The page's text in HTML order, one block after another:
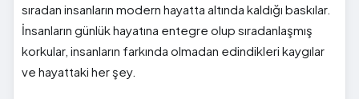
sıradan insanların modern hayatta altında kaldığı baskılar.
İnsanların günlük hayatına entegre olup sıradanlaşmış
korkular, insanların farkında olmadan edindikleri kaygılar
ve hayattaki her şey.